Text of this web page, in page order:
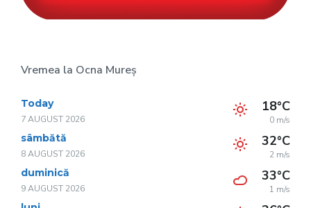
Vremea la Ocna Mureș
Today
7 AUGUST 2026
18°C
0 m/s
sâmbătă
8 AUGUST 2026
32°C
2 m/s
duminică
9 AUGUST 2026
33°C
1 m/s